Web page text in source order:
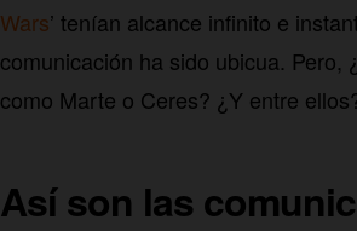
Wars’ tenían alcance infinito e
comunicación ha sido ubicua.
como Marte o Ceres? ¿Y entre
Así son las